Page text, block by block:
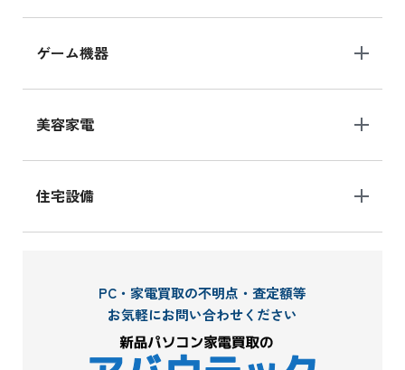
ゲーム機器
美容家電
住宅設備
PC・家電買取の不明点・査定額等
お気軽にお問い合わせください